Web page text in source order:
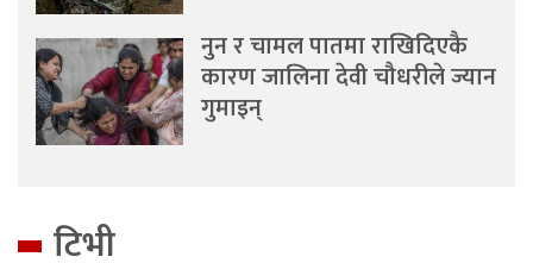
नुन र चामल पातमा राखिदिएकै
कारण जालिना देवी चौधरीले ज्यान
गुमाइन्
टिभी